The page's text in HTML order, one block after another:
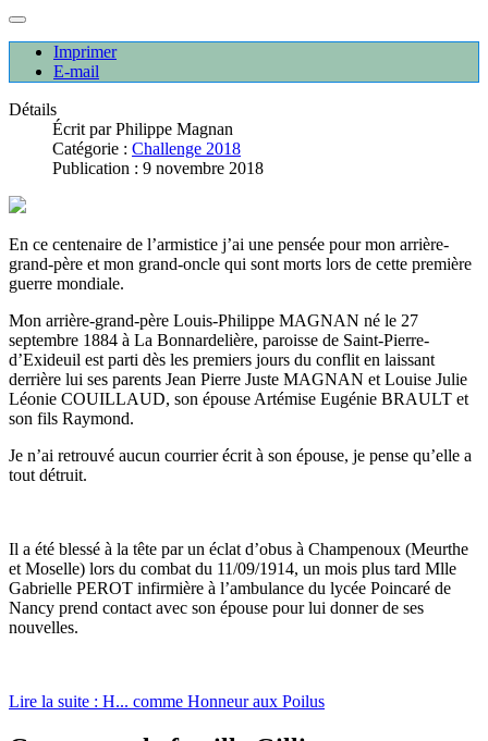
Imprimer
E-mail
Détails
Écrit parPhilippe Magnan
Catégorie : Challenge 2018
Publication : 9 novembre 2018
En ce centenaire de l’armistice j’ai une pensée pour mon arrière-
grand-père et mon grand-oncle qui sont morts lors de cette première
guerre mondiale.
Mon arrière-grand-père Louis-Philippe MAGNAN né le 27
septembre 1884 à La Bonnardelière, paroisse de Saint-Pierre-
d’Exideuil est parti dès les premiers jours du conflit en laissant
derrière lui ses parents Jean Pierre Juste MAGNAN et Louise Julie
Léonie COUILLAUD, son épouse Artémise Eugénie BRAULT et
son fils Raymond.
Je n’ai retrouvé aucun courrier écrit à son épouse, je pense qu’elle a
tout détruit.
Il a été blessé à la tête par un éclat d’obus à Champenoux (Meurthe
et Moselle) lors du combat du 11/09/1914, un mois plus tard Mlle
Gabrielle PEROT infirmière à l’ambulance du lycée Poincaré de
Nancy prend contact avec son épouse pour lui donner de ses
nouvelles.
Lire la suite : H... comme Honneur aux Poilus